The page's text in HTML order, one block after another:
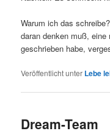
Warum ich das
daran denken muß,
geschrieben habe,
Veröffentlicht unter Lebe
Dream-Team